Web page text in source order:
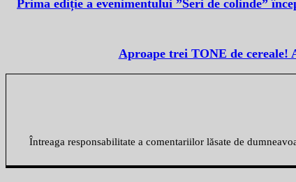
Prima ediție a evenimentului ”Seri de colinde”
Aproape trei TONE de cereale!
Întreaga responsabilitate a comentariilor lăsate de